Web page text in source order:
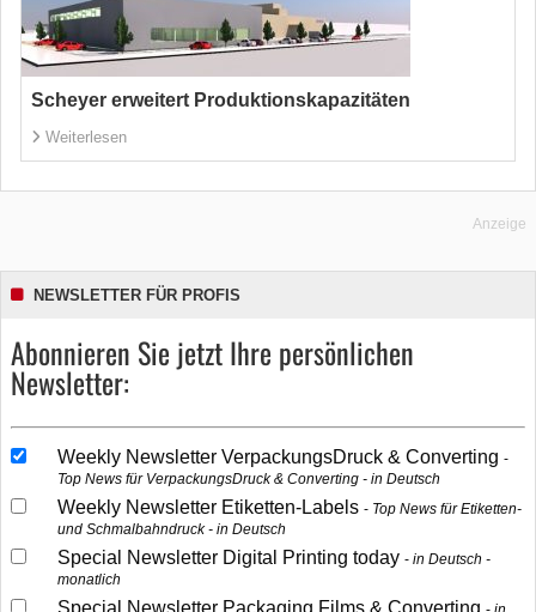
Scheyer erweitert Produktionskapazitäten
Weiterlesen
Anzeige
NEWSLETTER FÜR PROFIS
Abonnieren Sie jetzt Ihre persönlichen
Newsletter:
Weekly Newsletter VerpackungsDruck & Converting
Top News für VerpackungsDruck & Converting - in Deutsch
Weekly Newsletter Etiketten-Labels
Top News für Etiketten-
und Schmalbahndruck - in Deutsch
Special Newsletter Digital Printing today
in Deutsch -
monatlich
Special Newsletter Packaging Films & Converting